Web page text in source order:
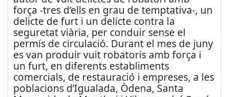
força -tres d’ells en grau de temptativa-, un
delicte de furt i un delicte contra la
seguretat viària, per conduir sense el
permís de circulació. Durant el mes de juny
es van produir vuit robatoris amb força i
un furt, en diferents establiments
comercials, de restauració i empreses, a les
poblacions d’Igualada, Òdena, Santa